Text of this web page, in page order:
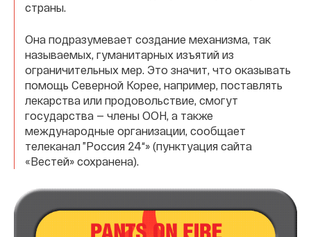
страны.
Она подразумевает создание механизма, так
называемых, гуманитарных изъятий из
ограничительных мер. Это значит, что оказывать
помощь Северной Корее, например, поставлять
лекарства или продовольствие, смогут
государства — члены ООН, а также
международные организации, сообщает
телеканал ”Россия 24“» (пунктуация сайта
«Вестей» сохранена).